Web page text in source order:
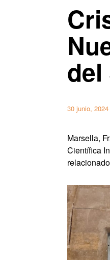
del
30 junio, 2024
Marsella,
Científica